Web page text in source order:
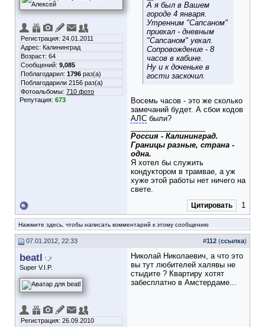
Регистрация: 24.01.2011
Адрес: Калининград
Возраст: 64
Сообщений: 9,085
Поблагодарил: 1796 раз(а)
Поблагодарили 2156 раз(а)
Фотоальбомы: 710 фото
Репутация: 673
А я был в Вашем
городе 4 января.
Утренним "Сапсаном"
приехал - дневным
"Сапсаном" уехал.
Сопровождение - 8
часов в кабине.
Ну и к доченьке в
гости заскочил.
Восемь часов - это же сколько
замечаний будет. А сбои кодов
АЛС были?
Россия - Калининград.
Границы разные, страна -
одна.
Я хотел бы служить
кондуктором в трамвае, а уж
хуже этой работы нет ничего на
свете.
Цитировать 1
Нажмите здесь, чтобы написать комментарий к этому сообщению
07.01.2012, 22:33 #112 (ссылка)
beatl
Super V.I.P.
Регистрация: 26.09.2010
Николай Николаевич, а что это
вы тут любителей халявы не
стыдите ? Квартиру хотят
забесплатно в Амстердаме...